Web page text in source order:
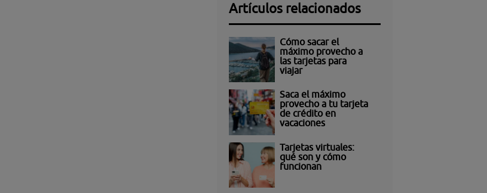
Artículos relacionados
Cómo sacar el
máximo provecho a
las tarjetas para
viajar
Saca el máximo
provecho a tu tarjeta
de crédito en
vacaciones
Tarjetas virtuales:
qué son y cómo
funcionan